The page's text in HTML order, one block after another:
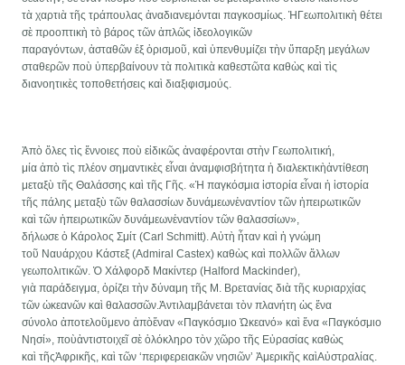
τὰ χαρτιὰ τῆς τράπουλας ἀναδιανεμόνται παγκοσμίως. ἩΓεωπολιτικὴ θέτει
σὲ προοπτικὴ τὸ βάρος τῶν ἀπλῶς ἰδεολογικῶν
παραγόντων, ἀσταθῶν ἐξ ὁρισμοῦ, καὶ ὑπενθυμίζει τὴν ὕπαρξη μεγάλων
σταθερῶν ποὺ ὑπερβαίνουν τὰ πολιτικὰ καθεστῶτα καθὼς καὶ τὶς
διανοητικὲς τοποθετήσεις καὶ διαξιφισμούς.
Ἀπὸ ὅλες τὶς ἔννοιες ποὺ εἰδικῶς ἀναφέρονται στὴν Γεωπολιτική,
μία ἀπὸ τὶς πλέον σημαντικὲς εἶναι ἀναμφισβήτητα ἡ διαλεκτικὴἀντίθεση
μεταξὺ τῆς Θαλάσσης καὶ τῆς Γῆς. «Ἡ παγκόσμια ἱστορία εἶναι ἡ ἱστορία
τῆς πάλης μεταξὺ τῶν θαλασσίων δυνάμεωνἐναντίον τῶν ἡπειρωτικῶν
καὶ τῶν ἡπειρωτικῶν δυνάμεωνἐναντίον τῶν θαλασσίων»,
δήλωσε ὁ Kάρολος Σμίτ (Carl Schmitt). Αὐτὴ ἦταν καὶ ἡ γνώμη
τοῦ Ναυάρχου Κάστεξ (Admiral Castex) καθὼς καὶ πολλῶν ἄλλων
γεωπολιτικῶν. Ὁ Χάλφορδ Μακίντερ (Halford Mackinder),
γιὰ παράδειγμα, ὁρίζει τὴν δύναμη τῆς Μ. Βρετανίας διὰ τῆς κυριαρχίας
τῶν ὠκεανῶν καὶ θαλασσῶν.Ἀντιλαμβάνεται τὸν πλανήτη ὡς ἕνα
σύνολο ἀποτελοῦμενο ἀπὸἕναν «Παγκόσμιο Ὠκεανό» καὶ ἕνα «Παγκόσμιο
Νησί», ποὺἀντιστοιχεῖ σὲ ὁλόκληρο τὸν χῶρο τῆς Εὐρασίας καθὼς
καὶ τῆςἈφρικῆς, καὶ τῶν ‘περιφερειακῶν νησιῶν’ Ἀμερικῆς καὶΑὐστραλίας.